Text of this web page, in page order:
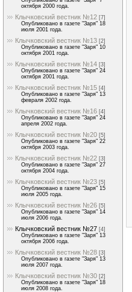
октября 2000 года.
Клычковский вестник №12 [7]
Опубликовано в газете "Заря" 18
июля 2001 года.
Клычковский вестник №13 [2]
Опубликовано в газете "Заря" 10
октября 2001 года.
Клычковский вестник №14 [3]
Опубликовано в газете "Заря" 24
октября 2001 года.
Клычковский вестник №15 [4]
Опубликовано в газете "Заря" 13
февраля 2002 года.
Клычковский вестник №16 [4]
Опубликовано в газете "Заря" 24
апреля 2002 года.
Клычковский вестник №20 [5]
Опубликовано в газете "Заря" 22
октября 2003 года.
Клычковский вестник №22 [3]
Опубликовано в газете "Заря" 27
октября 2004 года.
Клычковский вестник №23 [5]
Опубликовано в газете "Заря" 15
июля 2005 года.
Клычковский вестник №26 [5]
Опубликовано в газете "Заря" 14
июля 2006 года.
Клычковский вестник №27 [4]
Опубликовано в газете "Заря" 13
октября 2006 года.
Клычковский вестник №28 [3]
Опубликовано в газете "Заря" 13
июля 2007 года.
Клычковский вестник №30 [2]
Опубликовано в газете "Заря" 18
июля 2008 года.